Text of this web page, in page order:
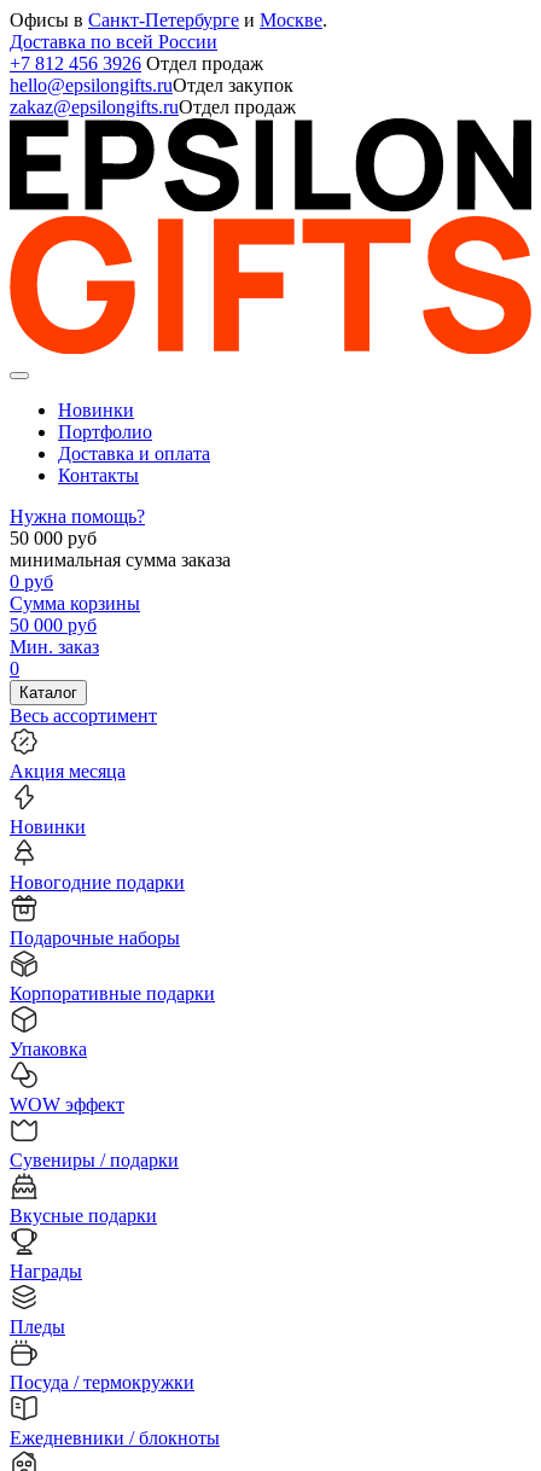
Офисы в Санкт-Петербурге и Москве.
Доставка по всей России
+7 812 456 3926 Отдел продаж
hello@epsilongifts.ruОтдел закупок
zakaz@epsilongifts.ruОтдел продаж
Новинки
Портфолио
Доставка и оплата
Контакты
Нужна помощь?
50 000 руб
минимальная сумма заказа
0 руб
Сумма корзины
50 000 руб
Мин. заказ
0
Каталог
Весь ассортимент
Акция месяца
Новинки
Новогодние подарки
Подарочные наборы
Корпоративные подарки
Упаковка
WOW эффект
Сувениры / подарки
Вкусные подарки
Награды
Пледы
Посуда / термокружки
Ежедневники / блокноты